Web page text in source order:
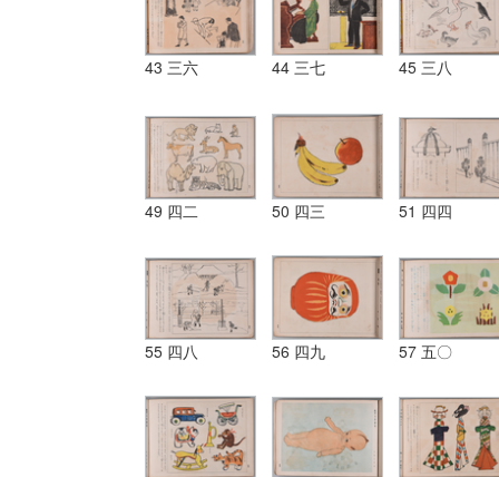
43 三六 44 三七 45 三八
49 四二 50 四三 51 四四
55 四八 56 四九 57 五〇